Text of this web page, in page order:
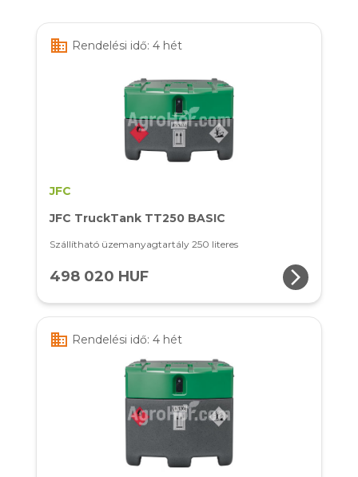
business Rendelési idő: 4 hét
JFC
JFC TruckTank TT250 BASIC
Szállítható üzemanyagtartály 250 literes
498 020 HUF arrow_forward_ios
business Rendelési idő: 4 hét